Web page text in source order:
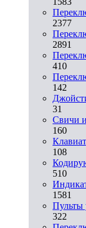
2377
2891
410
142
31
Свичи
160
108
510
1581
Пульты
322